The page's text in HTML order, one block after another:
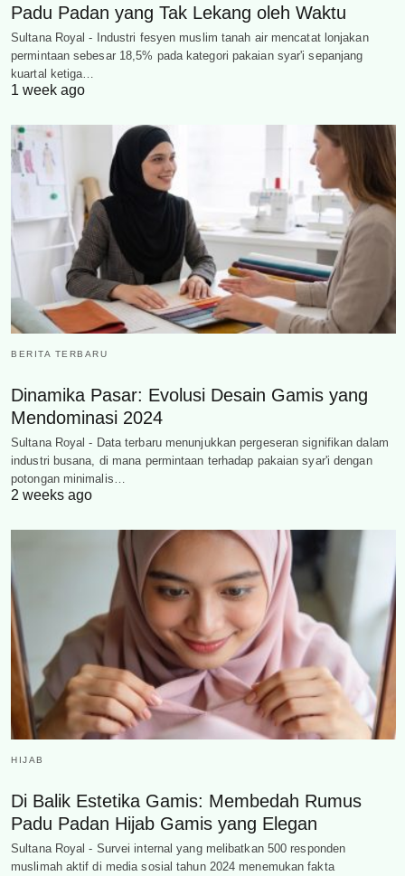
Padu Padan yang Tak Lekang oleh Waktu
Sultana Royal - Industri fesyen muslim tanah air mencatat lonjakan
permintaan sebesar 18,5% pada kategori pakaian syar'i sepanjang
kuartal ketiga…
1 week ago
BERITA TERBARU
Dinamika Pasar: Evolusi Desain Gamis yang
Mendominasi 2024
Sultana Royal - Data terbaru menunjukkan pergeseran signifikan dalam
industri busana, di mana permintaan terhadap pakaian syar'i dengan
potongan minimalis…
2 weeks ago
HIJAB
Di Balik Estetika Gamis: Membedah Rumus
Padu Padan Hijab Gamis yang Elegan
Sultana Royal - Survei internal yang melibatkan 500 responden
muslimah aktif di media sosial tahun 2024 menemukan fakta